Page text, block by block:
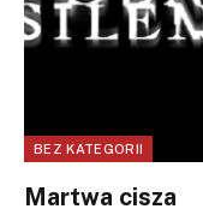
BEZ KATEGORII
Martwa cisza